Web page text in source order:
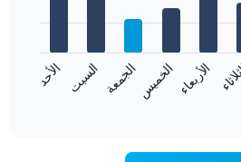
الأربعاء الخميسالجمعة السبت الأحد